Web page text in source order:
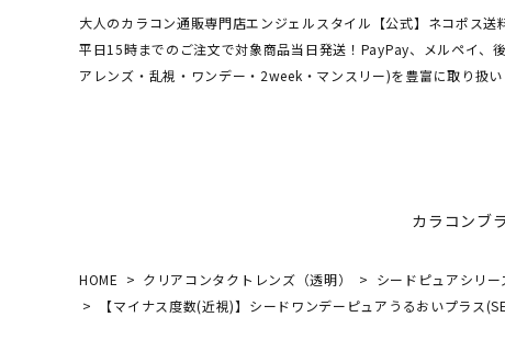
大人のカラコン通販専門店エンジェルスタイル【公式】ネコポス送
平日15時までのご注文で対象商品当日発送！PayPay、メルペイ、
アレンズ・乱視・ワンデー・2week・マンスリー)を豊富に取り扱い
カラコンブ
ワンデーアキュビュー
hamel
最短翌日お届け★当日発送 送料無料
HOME クリアコンタクトレンズ（透明） シードピュアシリ
【マイナス度数(近視)】シードワンデーピュアうるおいプラ